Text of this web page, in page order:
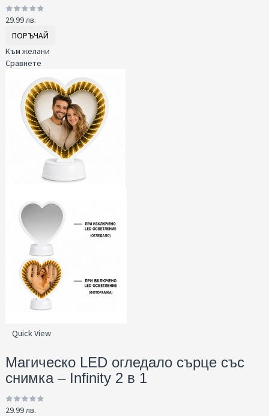
29.99 лв.
ПОРЪЧАЙ
Към желани
Сравнете
Quick View
Магическо LED огледало сърце със
снимка – Infinity 2 в 1
29.99 лв.